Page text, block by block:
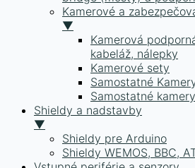
Kamerové a
▼
Kamerová
kabeláž, nálepky
Kamerové sety
Samostatné
Samostatné
Shieldy a nadstavby
▼
Shieldy pre Arduino
Shieldy WEMOS, BBC,